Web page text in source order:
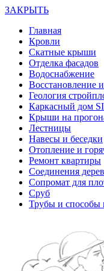
ЗАКРЫТЬ
Главная
Кровли
Скатные крыши
Отделка фасадов
Водоснабжение
Восстановление
Геология
Каркасный дом
Крыши на
Лестницы
Навесы и беседки
Отопление и
Ремонт квартиры
Соединения
Сопромат для
Сруб
Трубы и способы